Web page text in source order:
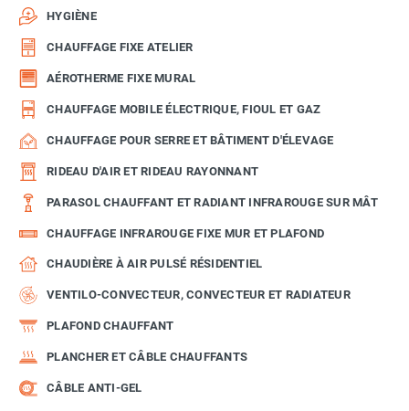
HYGIÈNE
CHAUFFAGE FIXE ATELIER
AÉROTHERME FIXE MURAL
CHAUFFAGE MOBILE ÉLECTRIQUE, FIOUL ET GAZ
CHAUFFAGE POUR SERRE ET BÂTIMENT D'ÉLEVAGE
RIDEAU D'AIR ET RIDEAU RAYONNANT
PARASOL CHAUFFANT ET RADIANT INFRAROUGE SUR MÂT
CHAUFFAGE INFRAROUGE FIXE MUR ET PLAFOND
CHAUDIÈRE À AIR PULSÉ RÉSIDENTIEL
VENTILO-CONVECTEUR, CONVECTEUR ET RADIATEUR
PLAFOND CHAUFFANT
PLANCHER ET CÂBLE CHAUFFANTS
CÂBLE ANTI-GEL